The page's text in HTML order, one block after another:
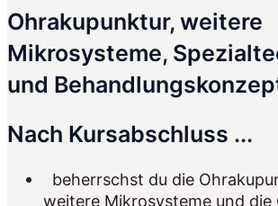
Ohrakupunktur, weitere
Mikrosysteme,
und
Nach Kursabschluss ...
beherrschst du die
weitere Mikrosysteme und die